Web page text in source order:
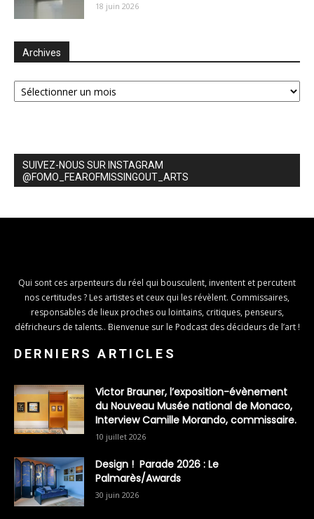
18 juin 2026
Archives
Archives
SUIVEZ-NOUS SUR INSTAGRAM
@FOMO_FEAROFMISSINGOUT_ARTS
Qui sont ces arpenteurs du réel qui bousculent, inventent et percutent
nos certitudes ? Les artistes et ceux qui les révèlent. Commissaires,
responsables de lieux proches ou lointains, critiques, penseurs,
défricheurs de talents.. Bienvenue sur le Podcast des décideurs de l’art !
DERNIERS ARTICLES
Victor Brauner, l’exposition-évènement
du Nouveau Musée national de Monaco,
Interview Camille Morando, commissaire.
10 juillet 2026
Design ! Parade 2026 : Le
Palmarès/Awards
30 juin 2026